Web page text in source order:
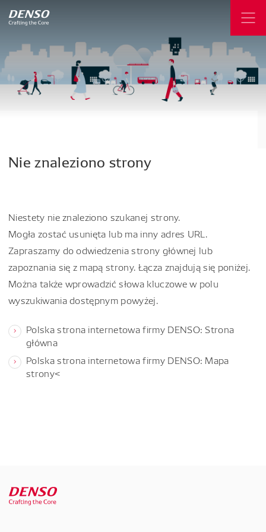
Nie znaleziono strony
Niestety nie znaleziono szukanej strony.
Mogła zostać usunięta lub ma inny adres URL.
Zapraszamy do odwiedzenia strony głównej lub
zapoznania się z mapą strony. Łącza znajdują się poniżej.
Można także wprowadzić słowa kluczowe w polu
wyszukiwania dostępnym powyżej.
Polska strona internetowa firmy DENSO: Strona
główna
Polska strona internetowa firmy DENSO: Mapa
strony<